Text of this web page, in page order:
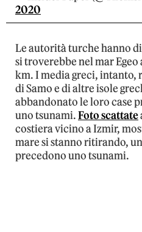
2020
Le autorità turche hanno
si troverebbe nel mar
km. I media greci, intanto,
di Samo e di altre isole
abbandonato le loro case
uno tsunami.Foto scattate
costiera vicino a Izmir,
mare si stanno ritirando,
precedono uno tsunami.